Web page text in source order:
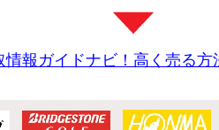
報ガイドナビ！高く売る方